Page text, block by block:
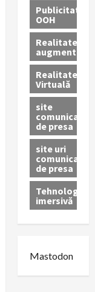
Publicitate
OOH
Realitatea
augmentată
Realitatea
Virtuală
site
comunicate
de presa
site uri
comunicate
de presa
Tehnologie
imersivă
Mastodon